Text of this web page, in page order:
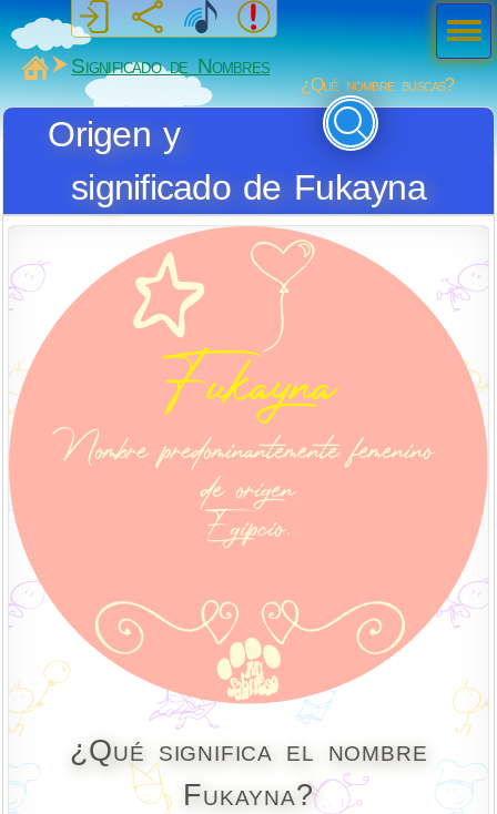
MiSabueso
Significado de Nombres
¿Qué nombre buscas?
Origen y
significado de Fukayna
¿Qué significa el nombre
Fukayna?
Men
ú